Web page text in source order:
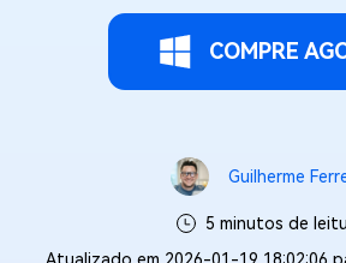
COMPRE
Guilherme
5 minutos de